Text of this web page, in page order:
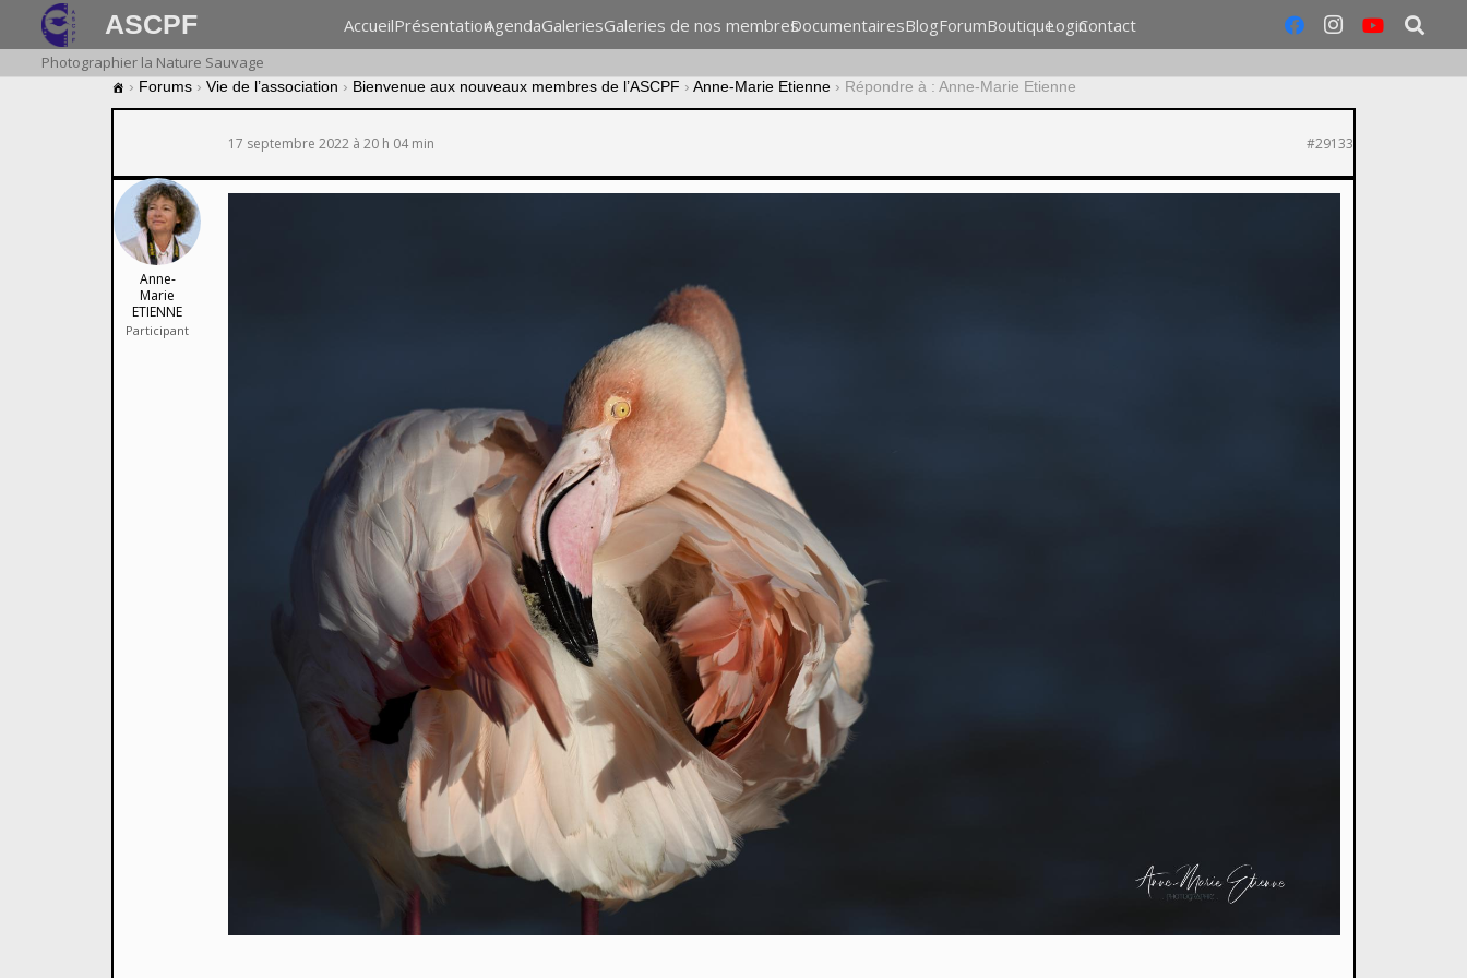
ASCPF AccueilPrésentationAgendaGaleriesGaleries de nos membresDocumentairesBlogForumBoutiqueLoginContact
Photographier la Nature Sauvage
› Forums › Vie de l’association › Bienvenue aux nouveaux membres de l’ASCPF › Anne-Marie Etienne › Répondre à : Anne-Marie Etienne
17 septembre 2022 à 20 h 04 min #29133
Anne-
Marie
ETIENNE
Participant